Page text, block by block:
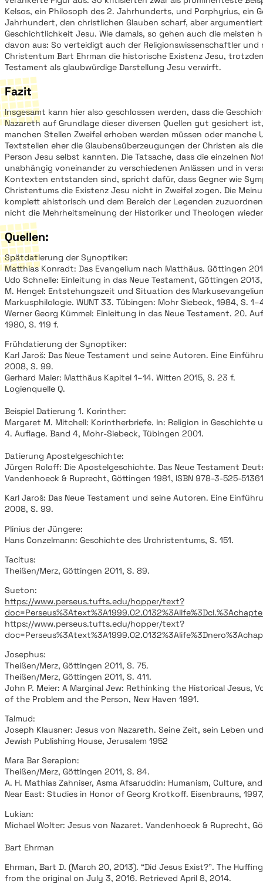
Kelsos, ein Philosoph des 2. Jahrhunderts, und Porphyrius, ein
Jahrhundert, den christlichen Glauben scharf, aber
Geschichtlichkeit Jesu. Wie damals, so gehen auch die meisten
davon aus: So verteidigt auch der Religionswissenschaftler und
Christentum Bart Ehrman die historische Existenz Jesu,
Testament als glaubwürdige Darstellung Jesu verwirft.
Fazit
Insgesamt kann hier also geschlossen werden, dass die
Nazareth auf Grundlage dieser diversen Quellen gut gesichert
manchen Stellen Zweifel erhoben werden müssen oder manche
Textstellen eher die Glaubensüberzeugungen der Christen als
Person Jesu selbst kannten. Die Tatsache, dass die einzelnen
unabhängig voneinander zu verschiedenen Anlässen und in
Kontexten entstanden sind, spricht dafür, dass Gegner wie
Christentums die Existenz Jesu nicht in Zweifel zogen. Die
komplett ahistorisch und dem Bereich der Legenden
nicht die Mehrheitsmeinung der Historiker und Theologen
Quellen:
Spätdatierung der Synoptiker:
Matthias Konradt: Das Evangelium nach Matthäus. Göttingen
Udo Schnelle: Einleitung in das Neue Testament, Göttingen
M. Hengel: Entstehungszeit und Situation des
Markusphilologie. WUNT 33. Tübingen: Mohr Siebeck, 1984, S.
Werner Georg Kümmel: Einleitung in das Neue Testament. 20.
1980, S. 119 f.
Frühdatierung der Synoptiker:
Karl Jaroš: Das Neue Testament und seine Autoren. Eine
2008, S. 99.
Gerhard Maier: Matthäus Kapitel 1–14. Witten 2015, S. 23 f.
Logienquelle Q.
Beispiel Datierung 1. Korinther:
Margaret M. Mitchell: Korintherbriefe. In: Religion in Geschichte
4. Auflage. Band 4, Mohr-Siebeck, Tübingen 2001.
Datierung Apostelgeschichte:
Jürgen Roloff: Die Apostelgeschichte. Das Neue Testament
Vandenhoeck & Ruprecht, Göttingen 1981, ISBN 978-3-525-
Karl Jaroš: Das Neue Testament und seine Autoren. Eine
2008, S. 99.
Plinius der Jüngere:
Hans Conzelmann: Geschichte des Urchristentums, S. 151.
Tacitus:
Theißen/Merz, Göttingen 2011, S. 89.
Sueton:
https://www.perseus.tufts.edu/hopper/text?
https://www.perseus.tufts.edu/hopper/text?
Josephus:
Theißen/Merz, Göttingen 2011, S. 75.
Theißen/Merz, Göttingen 2011, S. 411.
John P. Meier: A Marginal Jew: Rethinking the Historical Jesus,
of the Problem and the Person, New Haven 1991.
Talmud:
Joseph Klausner: Jesus von Nazareth. Seine Zeit, sein Leben
Jewish Publishing House, Jerusalem 1952
Mara Bar Serapion:
Theißen/Merz, Göttingen 2011, S. 84.
A. H. Mathias Zahniser, Asma Afsaruddin: Humanism, Culture,
Near East: Studies in Honor of Georg Krotkoff. Eisenbrauns,
Lukian:
Michael Wolter: Jesus von Nazaret. Vandenhoeck & Ruprecht,
Bart Ehrman
Ehrman, Bart D. (March 20, 2013). “Did Jesus Exist?”. The
from the original on July 3, 2016. Retrieved April 8, 2014.